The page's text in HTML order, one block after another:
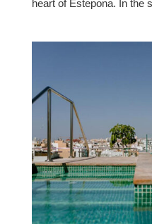
heart of Estepona. In the